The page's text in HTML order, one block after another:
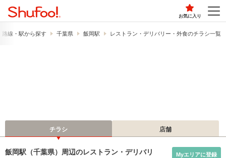
お気に入り
路線・駅から探す 千葉県 飯岡駅 レストラン・デリバリー・外食のチラシ一覧
チラシ 店舗
飯岡駅（千葉県）周辺のレストラン・デリバリ
Myエリアに登録